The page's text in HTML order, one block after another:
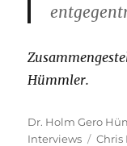
Hümmler.
Autor
Dr. Holm Gero
Interviews
Chris